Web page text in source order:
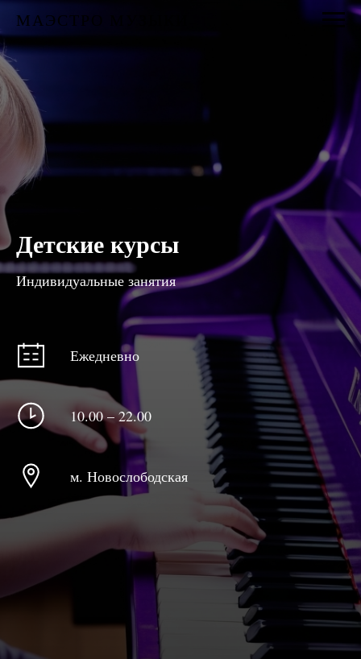
МАЭСТРО МУЗЫКИ
Детские курсы
Индивидуальные занятия
Ежедневно
10.00 – 22.00
м. Новослободская